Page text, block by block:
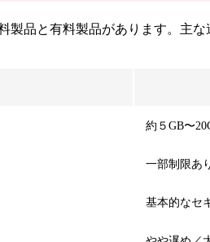
製品と有料製品があります。主な
約５GB〜
一部制限あ
基本的なセ